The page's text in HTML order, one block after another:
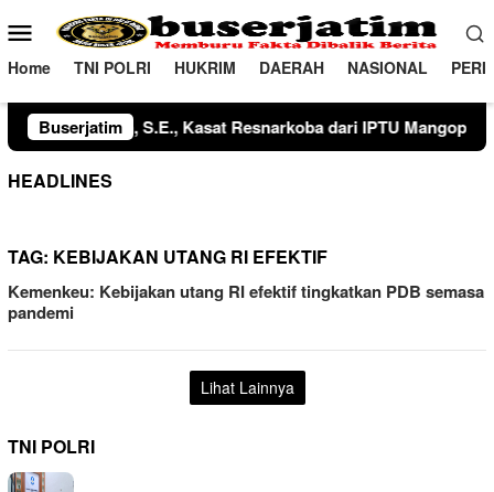
ke
konten
Menu
Mobile
Home TNI POLRI HUKRIM DAERAH NASIONAL
Buserjatim
HEADLINES
TAG: KEBIJAKAN UTANG RI EFEKTIF
Kemenkeu: Kebijakan utang RI efektif tingkatkan PDB semasa
pandemi
Lihat Lainnya
TNI POLRI